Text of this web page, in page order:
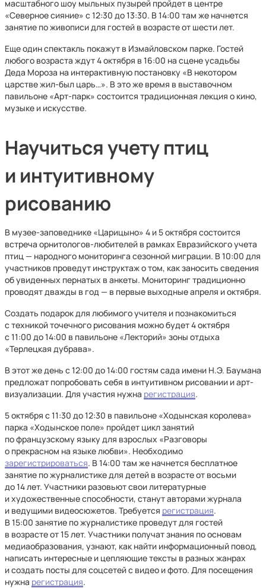
масштабного шоу мыльных пузырей пройдет в центре
«Северное сияние» с 12:30 до 13:30. В 14:00 там же начнется
занятие по живописи для гостей в возрасте от шести лет.
Еще один спектакль покажут в Измайловском парке. Гостей
любого возраста ждут 4 октября в 16:00 на сцене усадьбы
Деда Мороза на интерактивную постановку «В некотором
царстве жил-был царь…». В это же время в выставочном
павильоне «Арт-парк» состоится традиционная лекция о кино,
музыке и искусстве.
Научиться учету птиц
и интуитивному
рисованию
В музее-заповеднике «Царицыно» 4 и 5 октября состоится
встреча орнитологов-любителей в рамках Евразийского учета
птиц — народного мониторинга сезонной миграции. В 10:00 для
участников проведут инструктаж о том, как заносить сведения
об увиденных пернатых в анкеты. Мониторинг традиционно
проводят дважды в год — в первые выходные апреля и октября.
Создать подарок для любимого учителя и познакомиться
с техникой точечного рисования можно будет 4 октября
с 11:00 до 14:00 в павильоне «Лекторий» зоны отдыха
«Терлецкая дубрава».
В этот же день с 12:00 до 14:00 гостям сада имени Н.Э. Баумана
предложат попробовать себя в интуитивном рисовании и арт-
визуализации. Для участия нужна регистрация.
5 октября с 11:30 до 12:30 в павильоне «Ходынская королева»
парка «Ходынское поле» пройдет цикл занятий
по французскому языку для взрослых «Разговоры
о прекрасном на языке любви». Необходимо
зарегистрироваться. В 14:00 там же начнется бесплатное
занятие по журналистике для детей в возрасте от восьми
до 14 лет. Участники разовьют свои литературные
и художественные способности, станут авторами журнала
и ведущими видеосюжетов. Требуется регистрация.
В 15:00 занятие по журналистике проведут для гостей
в возрасте от 15 лет. Участники получат знания по основам
медиаобразования, узнают, как найти информационный повод,
написать интересные и цепляющие тексты в разных жанрах
и создать посты для соцсетей с видео и фото. Для посещения
нужна регистрация.